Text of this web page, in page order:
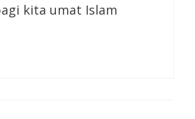
kita umat Islam